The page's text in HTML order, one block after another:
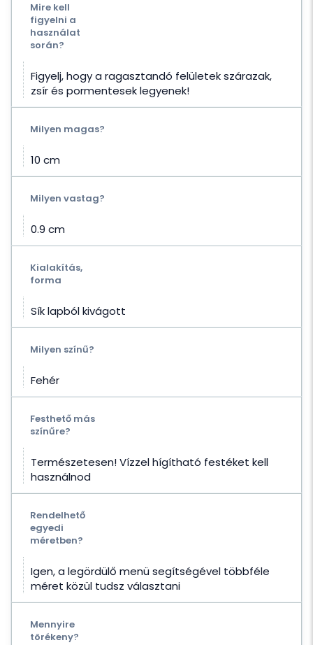
Mire kell
figyelni a
használat
során?
Figyelj, hogy a ragasztandó felületek szárazak,
zsír és pormentesek legyenek!
Milyen magas?
10 cm
Milyen vastag?
0.9 cm
Kialakítás,
forma
Sík lapból kivágott
Milyen színű?
Fehér
Festhető más
színűre?
Természetesen! Vízzel hígítható festéket kell
használnod
Rendelhető
egyedi
méretben?
Igen, a legördülő menü segítségével többféle
méret közül tudsz választani
Mennyire
törékeny?